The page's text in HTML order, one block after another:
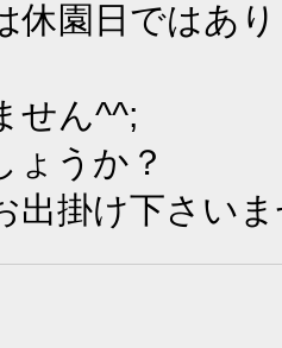
抱かれてペロ
撮ってね～～
23日